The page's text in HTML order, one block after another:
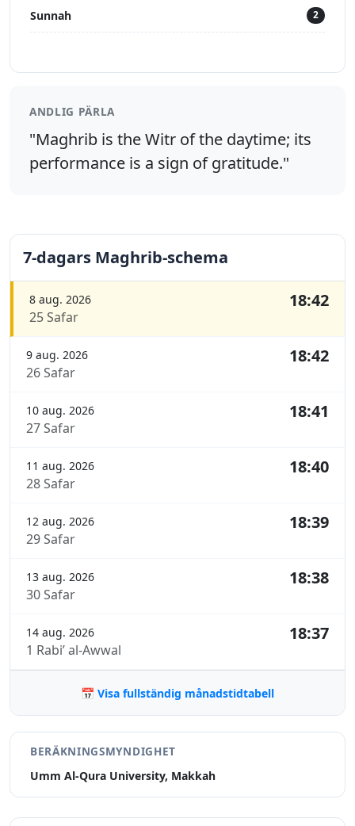
Sunnah 2
ANDLIG PÄRLA
"Maghrib is the Witr of the daytime; its
performance is a sign of gratitude."
7-dagars Maghrib-schema
8 aug. 2026
25 Safar
18:42
9 aug. 2026
26 Safar
18:42
10 aug. 2026
27 Safar
18:41
11 aug. 2026
28 Safar
18:40
12 aug. 2026
29 Safar
18:39
13 aug. 2026
30 Safar
18:38
14 aug. 2026
1 Rabi’ al-Awwal
18:37
📅 Visa fullständig månadstidtabell
BERÄKNINGSMYNDIGHET
Umm Al-Qura University, Makkah